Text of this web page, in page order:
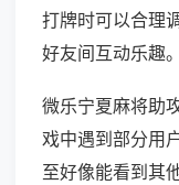
打牌时可以合理
好友间互动乐趣。
微乐宁夏麻将助
戏中遇到部分用
至好像能看到其